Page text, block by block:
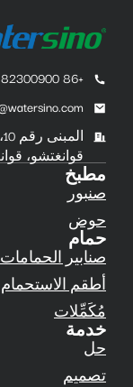
+86 82300900
قوانغتشو،
مطبخ
صنبور
حوض
حمام
صنابير الحمامات
أطقم الاستحمام
مُكَمِّلات
خدمة
حل
تصميم